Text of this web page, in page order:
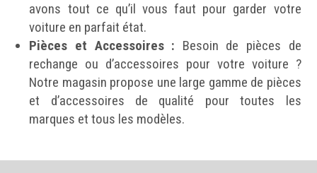
avons tout ce qu’il vous faut pour garder votre
voiture en parfait état.
Pièces et Accessoires : Besoin de pièces de
rechange ou d’accessoires pour votre voiture ?
Notre magasin propose une large gamme de pièces
et d’accessoires de qualité pour toutes les
marques et tous les modèles.